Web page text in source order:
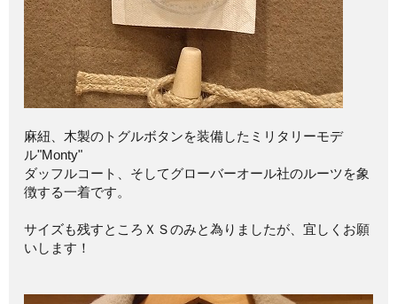
麻紐、木製のトグルボタンを装備したミリタリーモデ
ル"Monty"
ダッフルコート、そしてグローバーオール社のルーツを象
徴する一着です。
サイズも残すところＸＳのみと為りましたが、宜しくお願
いします！